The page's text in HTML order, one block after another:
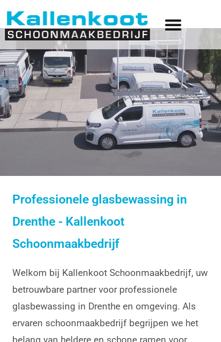
Glasbewassing
Drenthe
Professionele glasbewassing in
Drenthe - Kallenkoot
Schoonmaakbedrijf
Welkom bij Kallenkoot Schoonmaakbedrijf, uw
betrouwbare partner voor professionele
glasbewassing in Drenthe en omgeving. Als
ervaren schoonmaakbedrijf begrijpen we het